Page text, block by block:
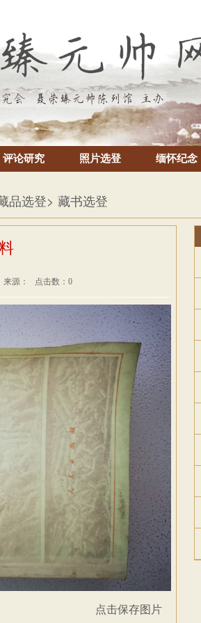
评论研究 照片选登 缅怀纪念
品选登> 藏书选登
来源： 点击数： 0
点击保存图片